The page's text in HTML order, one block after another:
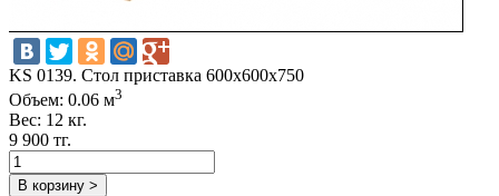
KS 0139. Стол приставка 600х600х750
Объем: 0.06 м3
Вес: 12 кг.
9 900 тг.
В корзину >